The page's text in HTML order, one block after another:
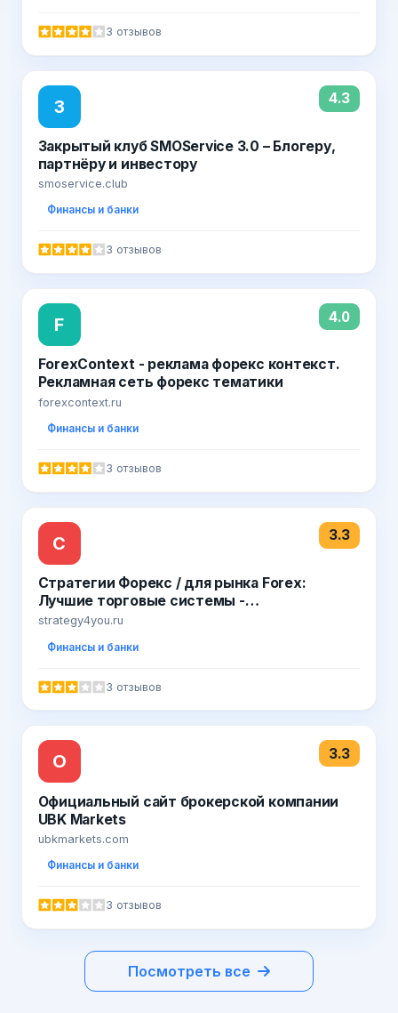
3 отзывов
З 4.3
Закрытый клуб SMOService 3.0 – Блогеру,
партнёру и инвестору
smoservice.club
Финансы и банки
3 отзывов
F 4.0
ForexContext - реклама форекс контекст.
Рекламная сеть форекс тематики
forexcontext.ru
Финансы и банки
3 отзывов
С 3.3
Стратегии Форекс / для рынка Forex:
Лучшие торговые системы -
Strategy4you.ru
strategy4you.ru
Финансы и банки
3 отзывов
О 3.3
Официальный сайт брокерской компании
UBK Markets
ubkmarkets.com
Финансы и банки
3 отзывов
Посмотреть все